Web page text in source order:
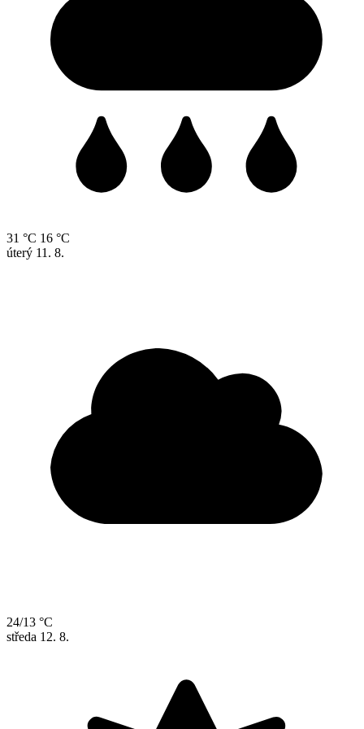
31 °C 16 °C
úterý 11. 8.
24/13 °C
středa 12. 8.